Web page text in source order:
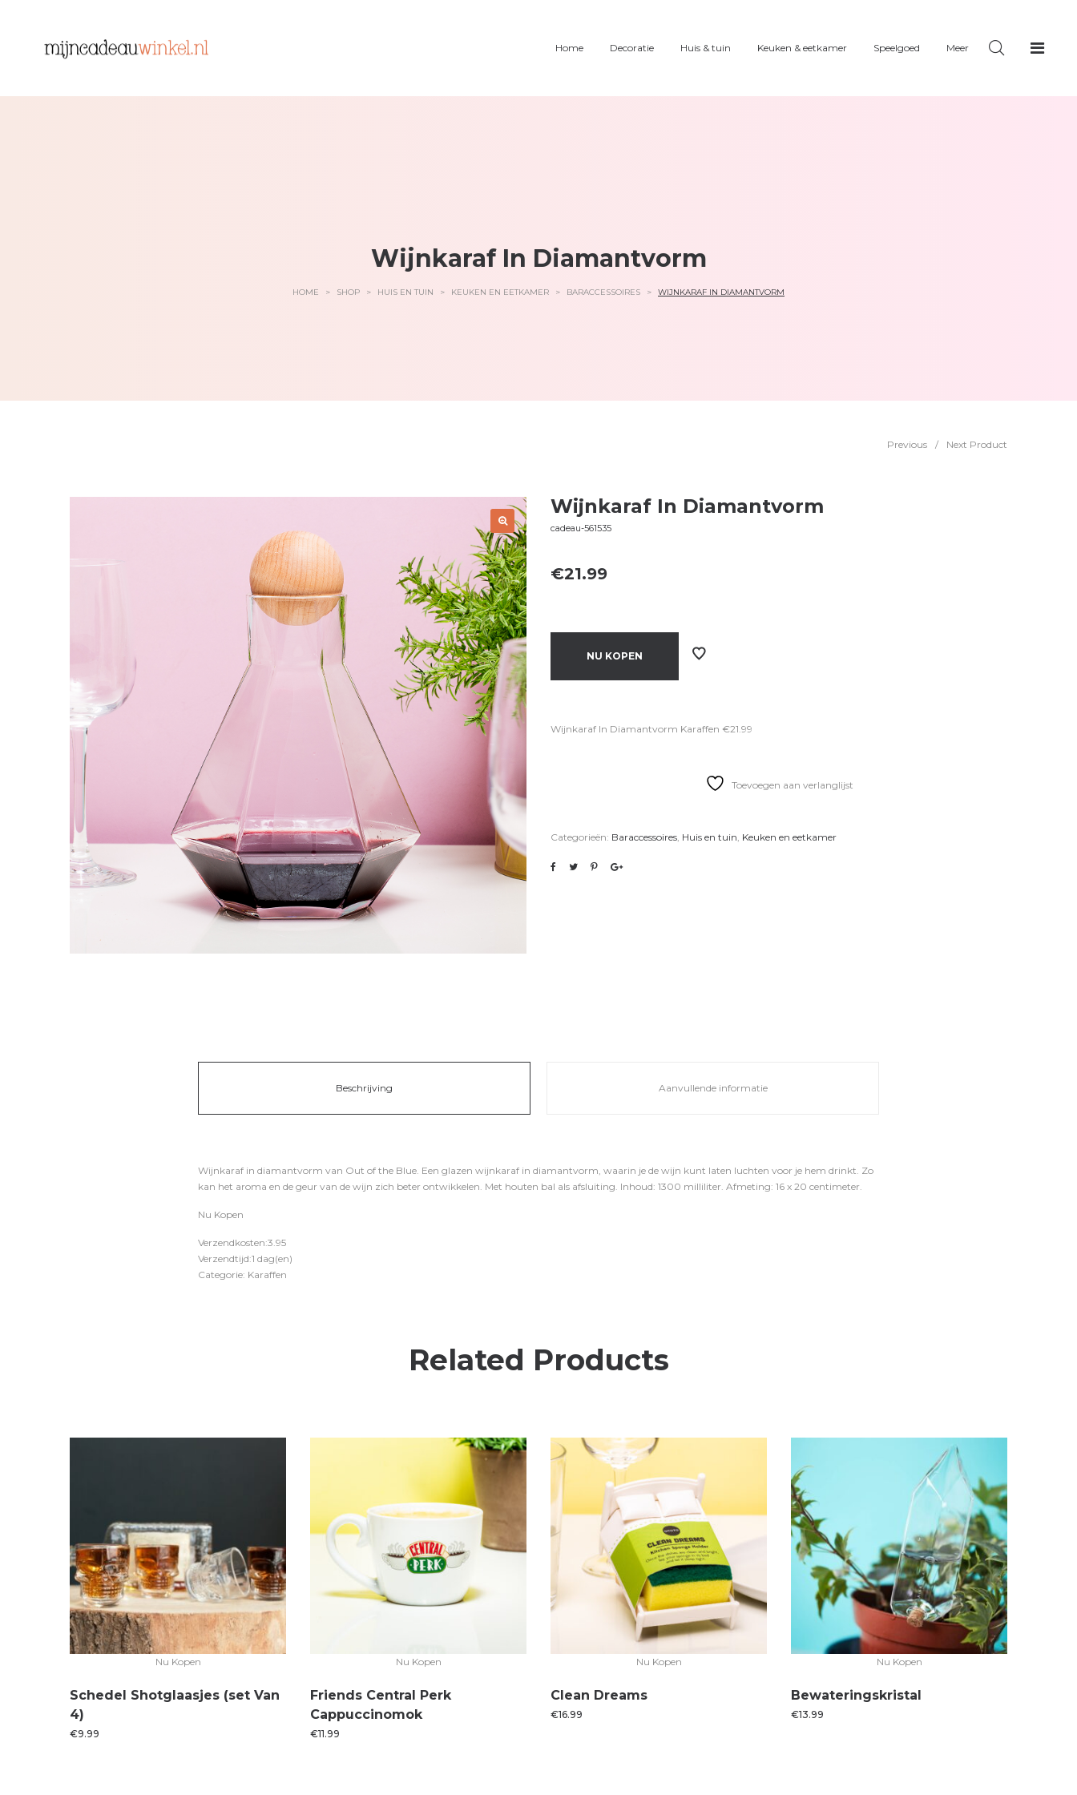
Home Decoratie Huis & tuin Keuken & eetkamer Speelgoed Meer
Wijnkaraf In Diamantvorm
HOME > SHOP > HUIS EN TUIN > KEUKEN EN EETKAMER > BARACCESSOIRES > WIJNKARAF IN DIAMANTVORM
Previous / Next Product
Wijnkaraf In Diamantvorm
cadeau-561535
€21.99
NU KOPEN
Wijnkaraf In Diamantvorm Karaffen €21.99
Toevoegen aan verlanglijst
Categorieën: Baraccessoires, Huis en tuin, Keuken en eetkamer
Beschrijving Aanvullende informatie
Wijnkaraf in diamantvorm van Out of the Blue. Een glazen wijnkaraf in diamantvorm, waarin je de wijn kunt laten luchten voor je hem drinkt. Zo
kan het aroma en de geur van de wijn zich beter ontwikkelen. Met houten bal als afsluiting. Inhoud: 1300 milliliter. Afmeting: 16 x 20 centimeter.
Nu Kopen
Verzendkosten:3.95
Verzendtijd:1 dag(en)
Categorie: Karaffen
Related Products
Nu Kopen
Schedel Shotglaasjes (set Van
4)
€9.99
Nu Kopen
Friends Central Perk
Cappuccinomok
€11.99
Nu Kopen
Clean Dreams
€16.99
Nu Kopen
Bewateringskristal
€13.99